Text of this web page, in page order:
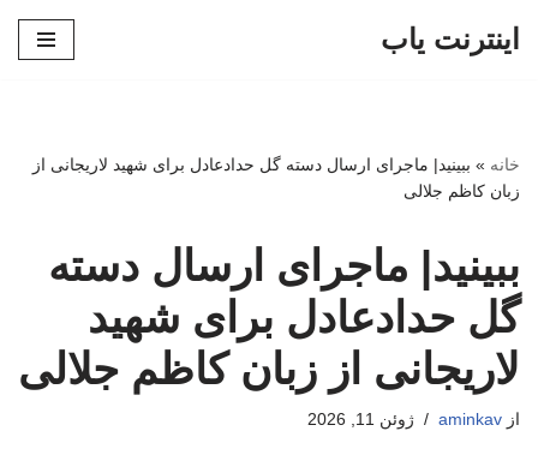
اینترنت یاب
خانه » ببینید| ماجرای ارسال دسته گل حدادعادل برای شهید لاریجانی از
زبان کاظم جلالی
ببینید| ماجرای ارسال دسته
گل حدادعادل برای شهید
لاریجانی از زبان کاظم جلالی
از aminkav ژوئن 11, 2026